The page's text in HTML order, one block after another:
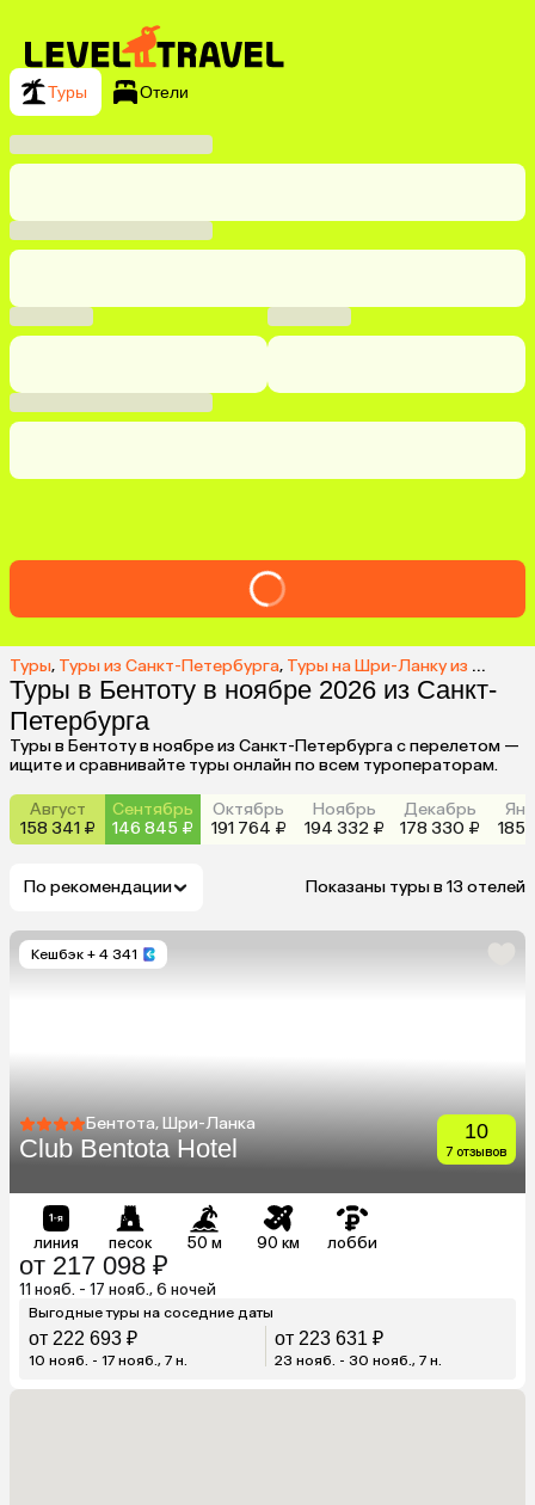
Туры Отели
Туры, Туры из Санкт-Петербурга, Туры на Шри-Ланку из Санкт-Петербурга
Туры в Бентоту в ноябре 2026 из Санкт-
Петербурга
Туры в Бентоту в ноябре из Санкт-Петербурга с перелетом —
ищите и сравнивайте туры онлайн по всем туроператорам.
Август
158 341 ₽
Сентябрь
146 845 ₽
Октябрь
191 764 ₽
Ноябрь
194 332 ₽
Декабрь
178 330 ₽
185
По рекомендации Показаны туры в 13 отелей
Кешбэк + 4 341
Бентота, Шри-Ланка
Club Bentota Hotel
10
7 отзывов
линия песок 50 м 90 км лобби
от 217 098 ₽
11 нояб. - 17 нояб., 6 ночей
Выгодные туры на соседние даты
от 222 693 ₽
10 нояб. - 17 нояб., 7 н.
от 223 631 ₽
23 нояб. - 30 нояб., 7 н.